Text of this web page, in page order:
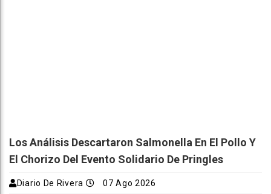
Los Análisis Descartaron Salmonella En El Pollo Y
El Chorizo Del Evento Solidario De Pringles
Diario De Rivera 07 Ago 2026